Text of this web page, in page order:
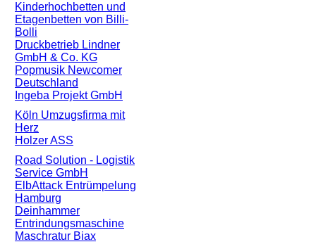
Kinderhochbetten und
Etagenbetten von Billi-
Bolli
Druckbetrieb Lindner
GmbH & Co. KG
Popmusik Newcomer
Deutschland
Ingeba Projekt GmbH
Köln Umzugsfirma mit
Herz
Holzer ASS
Road Solution - Logistik
Service GmbH
ElbAttack Entrümpelung
Hamburg
Deinhammer
Entrindungsmaschine
Maschratur Biax